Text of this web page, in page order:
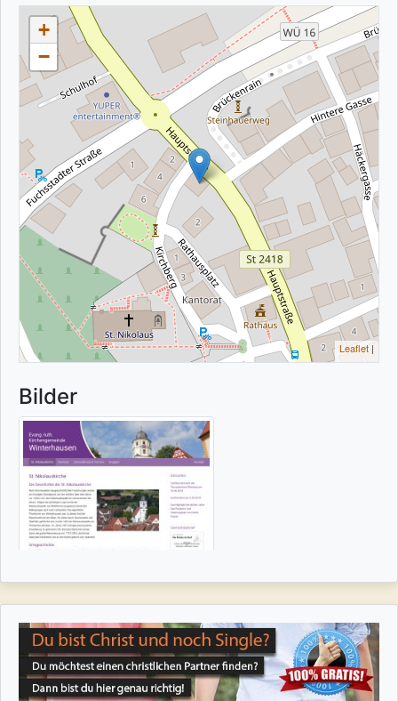
+
−
Leaflet |
Bilder